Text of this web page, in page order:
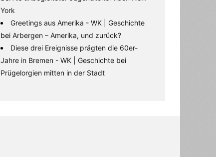
York
Greetings aus Amerika - WK | Geschichte
bei Arbergen – Amerika, und zurück?
Diese drei Ereignisse prägten die 60er-
Jahre in Bremen - WK | Geschichte bei
Prügelorgien mitten in der Stadt